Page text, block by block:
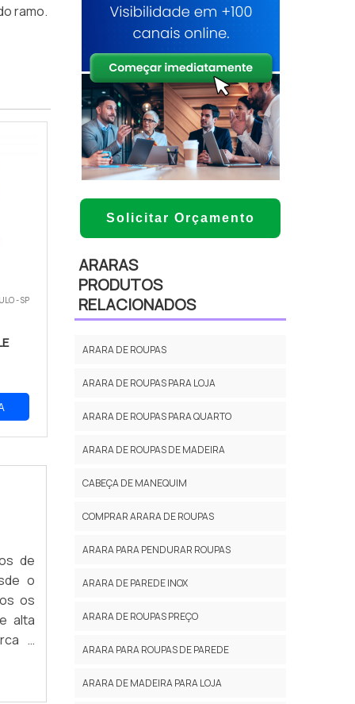
ramo.
- SP
de
o
os
alta
a
Solicitar Orçamento
ARARAS
PRODUTOS
RELACIONADOS
ARARA DE ROUPAS
ARARA DE ROUPAS PARA LOJA
ARARA DE ROUPAS PARA QUARTO
ARARA DE ROUPAS DE MADEIRA
CABEÇA DE MANEQUIM
COMPRAR ARARA DE ROUPAS
ARARA PARA PENDURAR ROUPAS
ARARA DE PAREDE INOX
ARARA DE ROUPAS PREÇO
ARARA PARA ROUPAS DE PAREDE
ARARA DE MADEIRA PARA LOJA